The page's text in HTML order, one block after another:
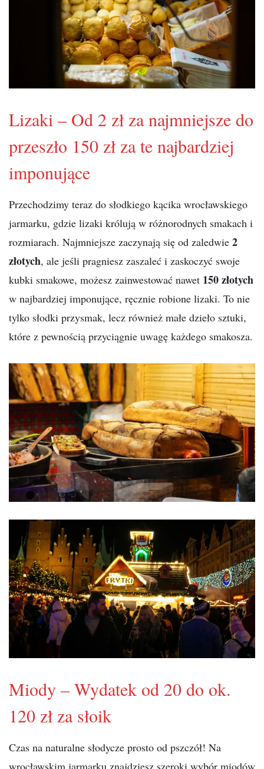
Lizaki – Od 2 zł za najmniejsze do
przeszło 150 zł za te najbardziej
imponujące
Przechodzimy teraz do słodkiego kącika wrocławskiego
jarmarku, gdzie lizaki królują w różnorodnych smakach i
rozmiarach. Najmniejsze zaczynają się od zaledwie 2
złotych, ale jeśli pragniesz zaszaleć i zaskoczyć swoje
kubki smakowe, możesz zainwestować nawet 150 złotych
w najbardziej imponujące, ręcznie robione lizaki. To nie
tylko słodki przysmak, lecz również małe dzieło sztuki,
które z pewnością przyciągnie uwagę każdego smakosza.
Miody – Wydatek od 20 do ok.
120 zł za słoik
Czas na naturalne słodycze prosto od pszczół! Na